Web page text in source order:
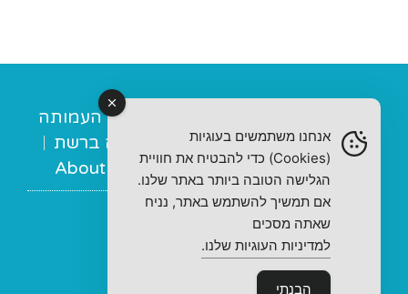
מובילי העמותה
מנחות תומכות
מה בשטח
מה ברשת
ברכות
תרומות צור קשר About us
© 2022 All rights Reserved
מדיניות פרטיות
אנחנו משתמשים בעוגיות
(Cookies) כדי להבטיח את חוויית
הגלישה הטובה ביותר באתר שלנו.
אם תמשיך להשתמש באתר, נניח
שאתה מסכים
למדיניות העוגיות שלנו.
הבנתי